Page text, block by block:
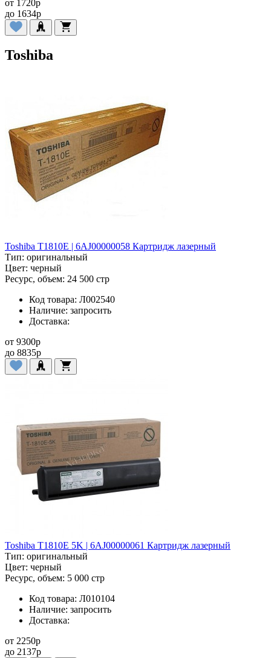
от 1720p
до 1634p
Toshiba
Toshiba T1810E | 6AJ00000058 Картридж лазерный
Тип: оригинальный
Цвет: черный
Ресурс, объем: 24 500 стр
Код товара: Л002540
Наличие: запросить
Доставка:
от 9300p
до 8835p
Toshiba T1810E 5K | 6AJ00000061 Картридж лазерный
Тип: оригинальный
Цвет: черный
Ресурс, объем: 5 000 стр
Код товара: Л010104
Наличие: запросить
Доставка:
от 2250p
до 2137p